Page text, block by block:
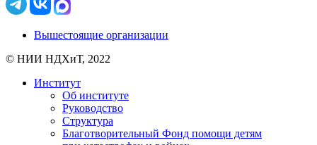
Вышестоящие организации
© НИИ НДХиТ, 2022
Институт
Об институте
Руководство
Структура
Благотворительный Фонд помощи детям